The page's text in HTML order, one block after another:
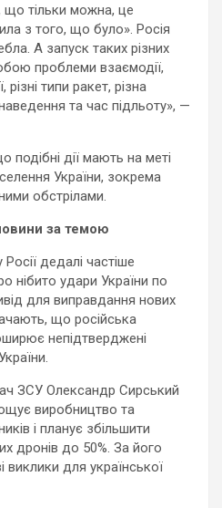
що тільки можна, це
з того, що було». Росія
А запуск таких різних
проблеми взаємодії,
різні типи ракет, різна
та час підльоту», —
дії мають на меті
України, зокрема
обстрілами.
за темою
дедалі частіше
нібито удари України по
для виправдання нових
що російська
непідтверджені
ЗСУ Олександр Сирський
виробництво та
і планує збільшити
дронів до 50%. За його
для української